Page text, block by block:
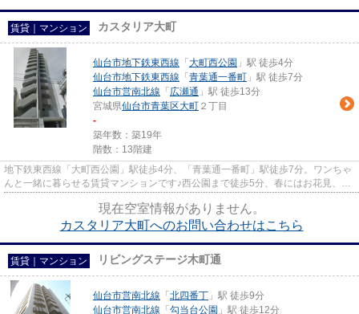
賃貸｜マンション カスタリア大町
仙台市地下鉄東西線 「 大町西公園 」駅 徒歩4分
仙台市地下鉄東西線 「 青葉通一番町 」駅 徒歩7分
仙台市営南北線 「 広瀬通 」駅 徒歩13分
宮城県仙台市青葉区大町 ２丁目
-
築年数：築19年
階数：13階建
地下鉄東西線「大町西公園」駅徒歩4分、「青葉通一番町」駅徒歩7分。ワンちゃ
んと一緒に暮らせる賃貸マンションです♪西公園まで徒歩5分、春にはお花見、夏
現在空室情報がありません。
カスタリア大町へのお問い合わせはこちら
賃貸｜マンション リビングステージ木町通
仙台市営南北線 「 北四番丁 」駅 徒歩9分
仙台市営南北線 「 勾当台公園 」駅 徒歩12分